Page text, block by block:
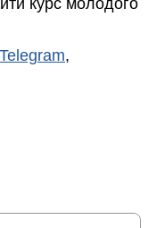
курс молодого
Telegram,